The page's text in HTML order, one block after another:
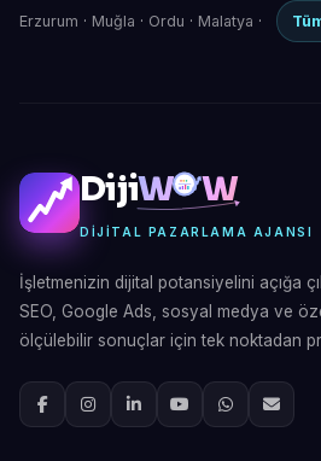
Erzurum · Muğla · Ordu · Malatya ·
DijiW W
DIJITAL PAZARLAMA AJANSI
İşletmenizin dijital potansiyelini açığa
SEO, Google Ads, sosyal medya ve
ölçülebilir sonuçlar için tek noktadan